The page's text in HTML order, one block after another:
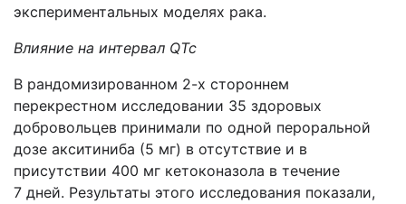
экспериментальных моделях рака.
Влияние на интервал QTc
В рандомизированном 2-х стороннем
перекрестном исследовании 35 здоровых
добровольцев принимали по одной пероральной
дозе акситиниба (5 мг) в отсутствие и в
присутствии 400 мг кетоконазола в течение
7 дней. Результаты этого исследования показали,